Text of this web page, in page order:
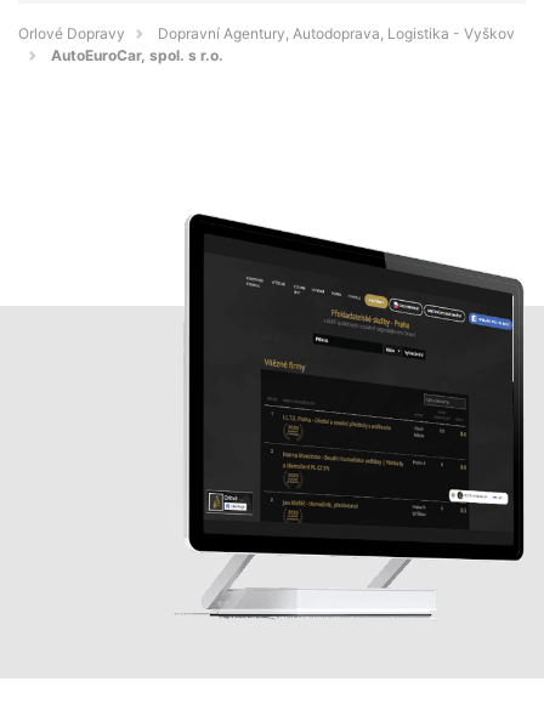
Orlové Dopravy
Dopravní Agentury, Autodoprava, Logistika - Vyškov
AutoEuroCar, spol. s r.o.